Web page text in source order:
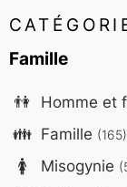
Famille
👫 Homme et
👪 Famille (165)
🚺 Misogynie